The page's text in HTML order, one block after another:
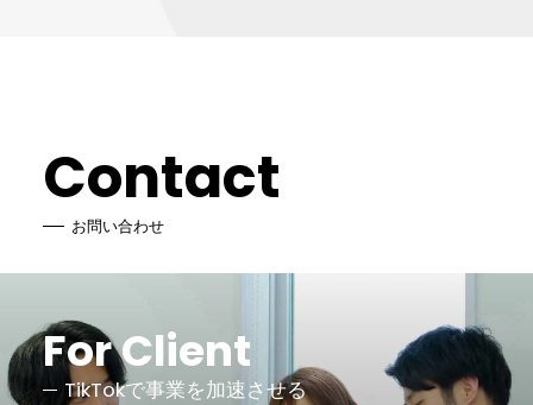
Contact
お問い合わせ
For Client
TikTokで事業を加速させる